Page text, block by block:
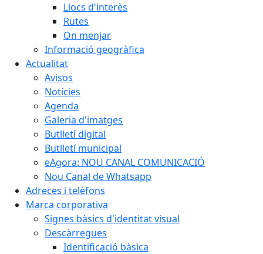
Llocs d'interès
Rutes
On menjar
Informació geogràfica
Actualitat
Avisos
Notícies
Agenda
Galeria d'imatges
Butlletí digital
Butlletí municipal
eAgora: NOU CANAL COMUNICACIÓ
Nou Canal de Whatsapp
Adreces i telèfons
Marca corporativa
Signes bàsics d'identitat visual
Descàrregues
Identificació bàsica